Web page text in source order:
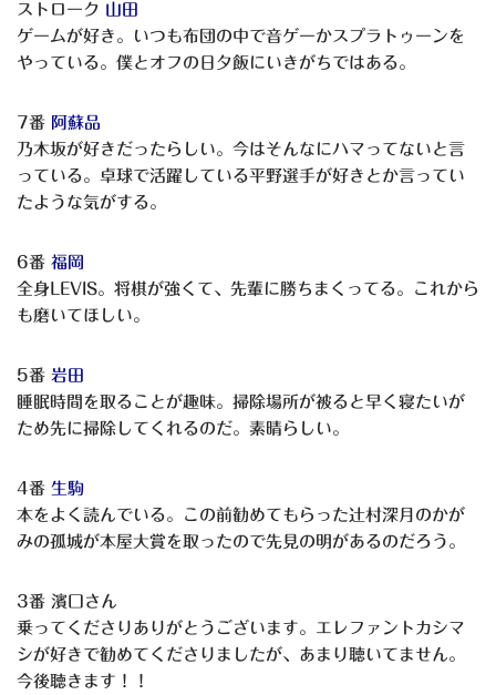
ストローク 山田
ゲームが好き。いつも布団の中で音ゲーかスプラトゥーンを
やっている。僕とオフの日夕飯にいきがちではある。
7番 阿蘇品
乃木坂が好きだったらしい。今はそんなにハマってないと言
っている。卓球で活躍している平野選手が好きとか言ってい
たような気がする。
6番 福岡
全身LEVIS。将棋が強くて、先輩に勝ちまくってる。これから
も磨いてほしい。
5番 岩田
睡眠時間を取ることが趣味。掃除場所が被ると早く寝たいが
ため先に掃除してくれるのだ。素晴らしい。
4番 生駒
本をよく読んでいる。この前勧めてもらった辻村深月のかが
みの孤城が本屋大賞を取ったので先見の明があるのだろう。
3番 濱口さん
乗ってくださりありがとうございます。エレファントカシマ
シが好きで勧めてくださりましたが、あまり聴いてません。
今後聴きます！！